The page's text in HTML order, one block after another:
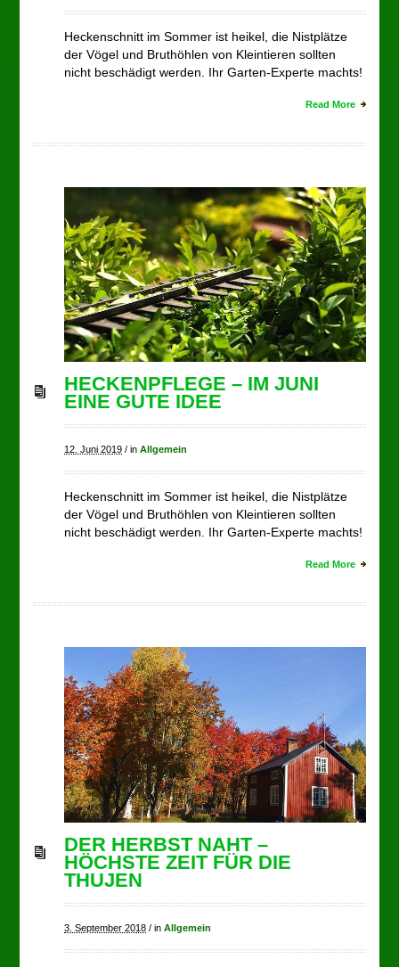
Heckenschnitt im Sommer ist heikel, die Nistplätze
der Vögel und Bruthöhlen von Kleintieren sollten
nicht beschädigt werden. Ihr Garten-Experte machts!
Read More
HECKENPFLEGE – IM JUNI
EINE GUTE IDEE
12. Juni 2019 /inAllgemein
Heckenschnitt im Sommer ist heikel, die Nistplätze
der Vögel und Bruthöhlen von Kleintieren sollten
nicht beschädigt werden. Ihr Garten-Experte machts!
Read More
DER HERBST NAHT –
HÖCHSTE ZEIT FÜR DIE
THUJEN
3. September 2018 /inAllgemein